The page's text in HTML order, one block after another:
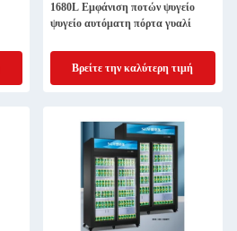
1680L Εμφάνιση ποτών ψυγείο
ψυγείο αυτόματη πόρτα γυαλί
Βρείτε την καλύτερη τιμή